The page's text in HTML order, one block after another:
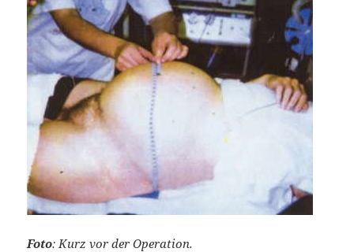
Foto: Kurz vor der Operation.